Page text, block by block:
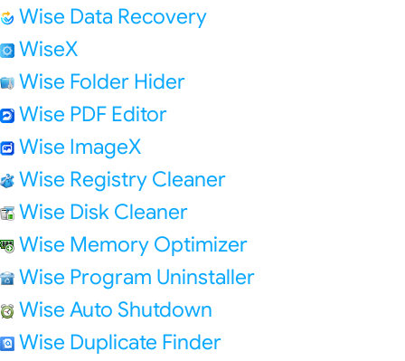
Wise Data Recovery
WiseX
Wise Folder Hider
Wise PDF Editor
Wise ImageX
Wise Registry Cleaner
Wise Disk Cleaner
Wise Memory Optimizer
Wise Program Uninstaller
Wise Auto Shutdown
Wise Duplicate Finder